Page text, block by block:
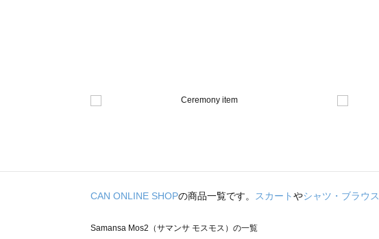
CAN ONLINE SHOPの商品一覧です。 スカートやシャツ・ブラウス
Samansa Mos2（サマンサ モスモス）の一覧